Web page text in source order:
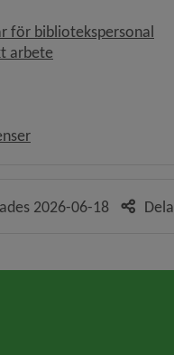
för bibliotekspersonal
arbete
2026-06-18 Dela